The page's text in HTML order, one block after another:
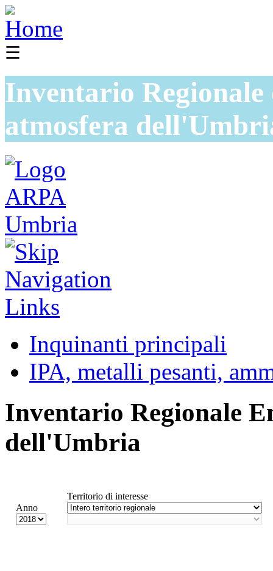
☰
Inventario
atmosfera
Inquinanti principali
IPA, metalli pesanti,
Inventario Regionale
dell'Umbria
Anno
Territorio di interesse